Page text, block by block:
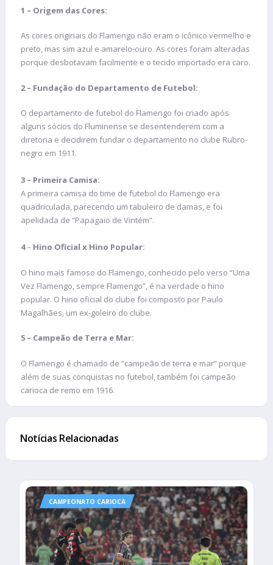
1 – Origem das Cores:
As cores originais do Flamengo não eram o icônico vermelho e
preto, mas sim azul e amarelo-ouro. As cores foram alteradas
porque desbotavam facilmente e o tecido importado era caro.
2 – Fundação do Departamento de Futebol:
O departamento de futebol do Flamengo foi criado após
alguns sócios do Fluminense se desentenderem com a
diretoria e decidirem fundar o departamento no clube Rubro-
negro em 1911.
3 – Primeira Camisa:
A primeira camisa do time de futebol do Flamengo era
quadriculada, parecendo um tabuleiro de damas, e foi
apelidada de “Papagaio de Vintém”.
4– Hino Oficial x Hino Popular:
O hino mais famoso do Flamengo, conhecido pelo verso “Uma
Vez Flamengo, sempre Flamengo”, é na verdade o hino
popular. O hino oficial do clube foi composto por Paulo
Magalhães, um ex-goleiro do clube.
5 – Campeão de Terra e Mar:
O Flamengo é chamado de “campeão de terra e mar” porque
além de suas conquistas no futebol, também foi campeão
carioca de remo em 1916.
Notícias Relacionadas
CAMPEONATO CARIOCA